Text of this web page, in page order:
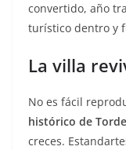
convertido, año
turístico dentro y
La villa
No es fácil
histórico de
creces.